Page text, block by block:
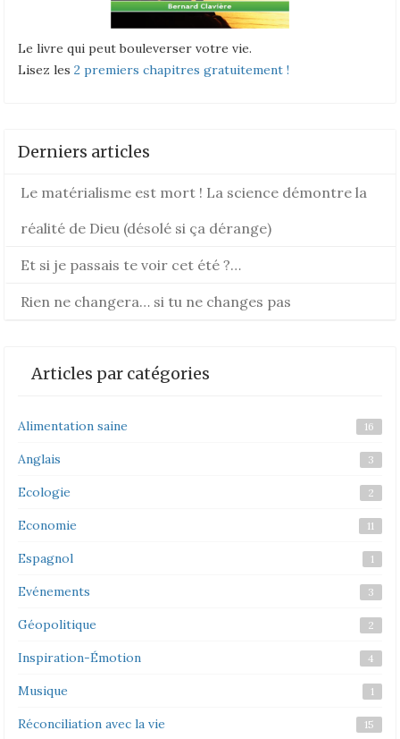
Le livre qui peut bouleverser votre vie.
Lisez les 2 premiers chapitres gratuitement !
Derniers articles
Le matérialisme est mort ! La science démontre la
réalité de Dieu (désolé si ça dérange)
Et si je passais te voir cet été ?…
Rien ne changera… si tu ne changes pas
Articles par catégories
Alimentation saine 16
Anglais 3
Ecologie 2
Economie 11
Espagnol 1
Evénements 3
Géopolitique 2
Inspiration-Émotion 4
Musique 1
Réconciliation avec la vie 15